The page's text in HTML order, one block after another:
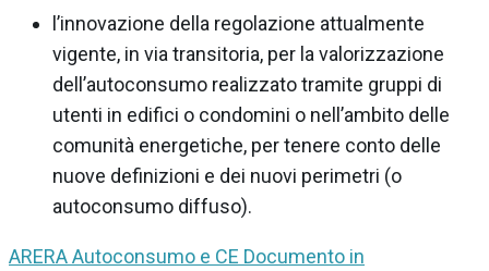
l’innovazione della regolazione attualmente
vigente, in via transitoria, per la valorizzazione
dell’autoconsumo realizzato tramite gruppi di
utenti in edifici o condomini o nell’ambito delle
comunità energetiche, per tenere conto delle
nuove definizioni e dei nuovi perimetri (o
autoconsumo diffuso).
ARERA Autoconsumo e CE Documento in